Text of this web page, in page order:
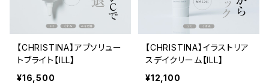
【CHRISTINA】アブソリュー
トブライト【ILL】
¥16,500
【CHRISTINA】イラストリア
スデイクリーム【ILL】
¥12,100